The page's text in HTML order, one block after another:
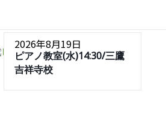
2026年8月19日
ピアノ教室(水)14:30/三鷹
吉祥寺校